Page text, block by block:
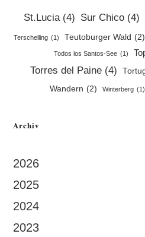
St.Lucia (4) Sur Chico (4)
Terschelling (1) Teutoburger Wald (2)
Todos los Santos-See (1)
Torres del Paine (4)
Wandern (2) Winterberg (1)
Archiv
2026
2025
2024
2023